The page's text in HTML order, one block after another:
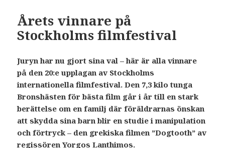
Årets vinnare på
Stockholms filmfestival
Juryn har nu gjort sina val – här är alla vinnare
på den 20:e upplagan av Stockholms
internationella filmfestival. Den 7,3 kilo tunga
Bronshästen för bästa film går i år till en stark
berättelse om en familj där föräldrarnas önskan
att skydda sina barn blir en studie i manipulation
och förtryck – den grekiska filmen ”Dogtooth” av
regissören Yorgos Lanthimos.